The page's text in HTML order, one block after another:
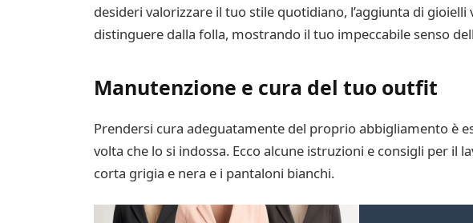
desideri valorizzare il tuo stile quotidiano, l’aggiunta di
distinguere dalla folla, mostrando il tuo impeccabile senso
Manutenzione e cura del tuo outfit
Prendersi cura adeguatamente del proprio abbigliamento è
volta che lo si indossa. Ecco alcune istruzioni e consigli per
corta grigia e nera e i pantaloni bianchi.